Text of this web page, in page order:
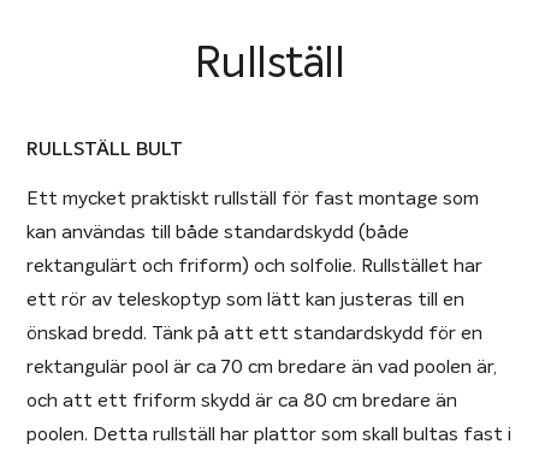
Rullställ
RULLSTÄLL BULT
Ett mycket praktiskt rullställ för fast montage som
kan användas till både standardskydd (både
rektangulärt och friform) och solfolie. Rullstället har
ett rör av teleskoptyp som lätt kan justeras till en
önskad bredd. Tänk på att ett standardskydd för en
rektangulär pool är ca 70 cm bredare än vad poolen är,
och att ett friform skydd är ca 80 cm bredare än
poolen. Detta rullställ har plattor som skall bultas fast i